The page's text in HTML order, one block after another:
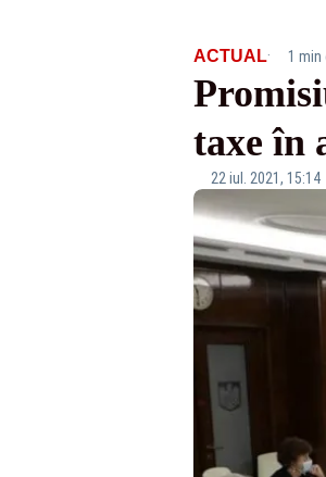
ACTUAL· 1 min
taxe în
22 iul. 2021, 15:14